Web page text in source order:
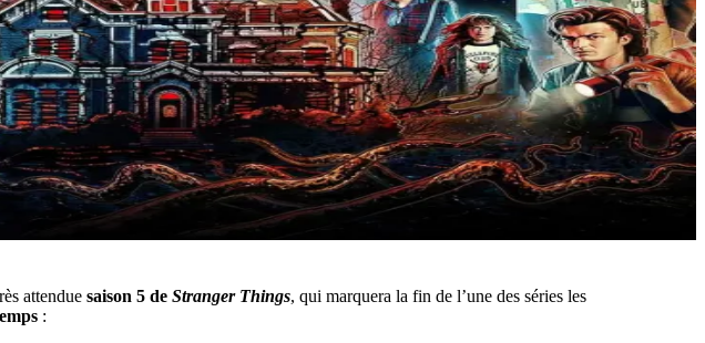
attendue saison 5 de Stranger Things, qui marquera la fin de l’une des séries les
: